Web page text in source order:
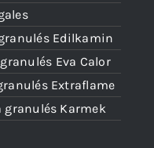
Edilkamin
Eva Calor
Extraflame
granulés Karmek